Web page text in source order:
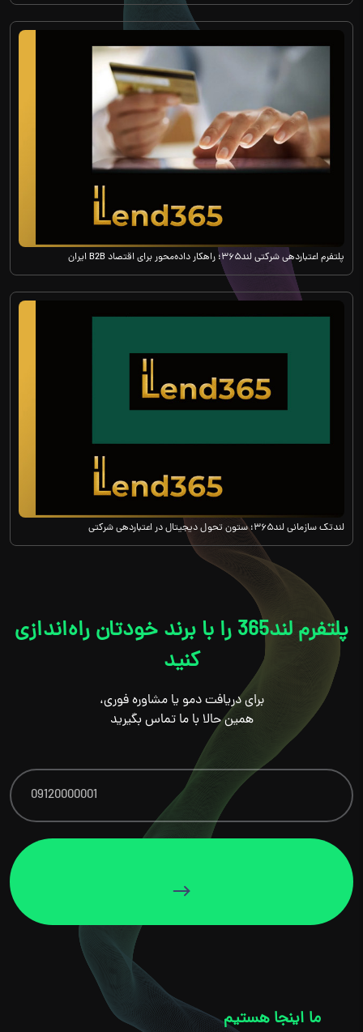
پلتفرم اعتباردهی شرکتی لند۳۶۵؛ راهکار داده‌محور برای اقتصاد B2B ایران
لندتک سازمانی لند۳۶۵؛ ستون تحول دیجیتال در اعتباردهی شرکتی
پلتفرم لند365 را با برند خودتان راه‌اندازی
کنید
برای دریافت دمو یا مشاوره فوری،
همین حالا با ما تماس بگیرید
ما اینجا هستیم